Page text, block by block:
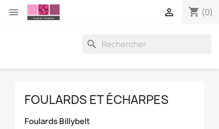
 shopping_cart (0)


FOULARDS ET ÉCHARPES
Foulards Billybelt